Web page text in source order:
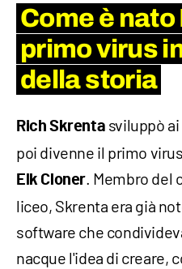
Come è nato
primo virus
della storia
Rich Skrenta sviluppò
poi divenne il primo
Elk Cloner. Membro del
liceo, Skrenta era già
software che
nacque l'idea di creare,